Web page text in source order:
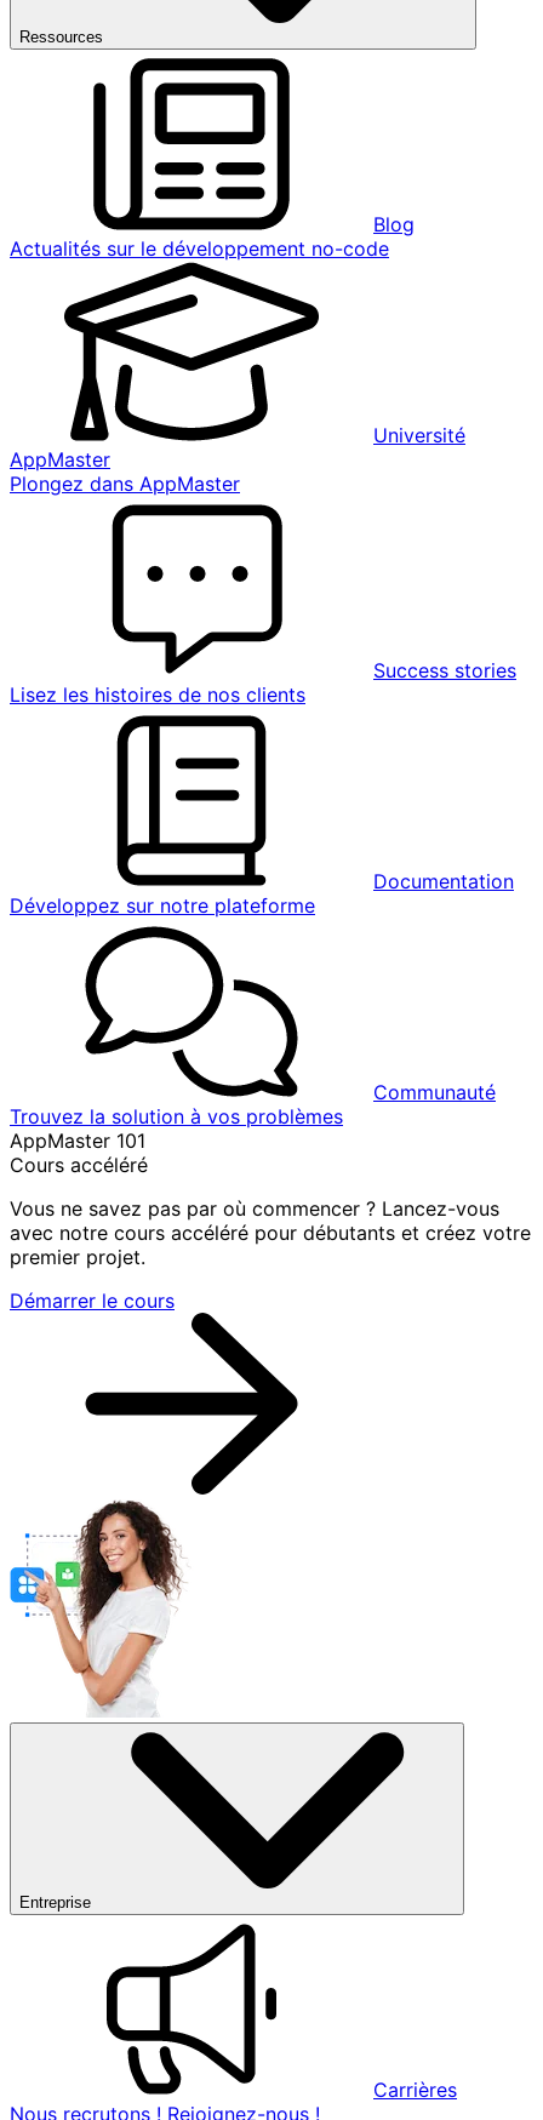
Ressources
Blog
Actualités sur le développement no-code
Université
AppMaster
Plongez dans AppMaster
Success stories
Lisez les histoires de nos clients
Documentation
Développez sur notre plateforme
Communauté
Trouvez la solution à vos problèmes
AppMaster 101
Cours accéléré
Vous ne savez pas par où commencer ? Lancez-vous
avec notre cours accéléré pour débutants et créez votre
premier projet.
Démarrer le cours
Entreprise
Carrières
Nous recrutons ! Rejoignez-nous !